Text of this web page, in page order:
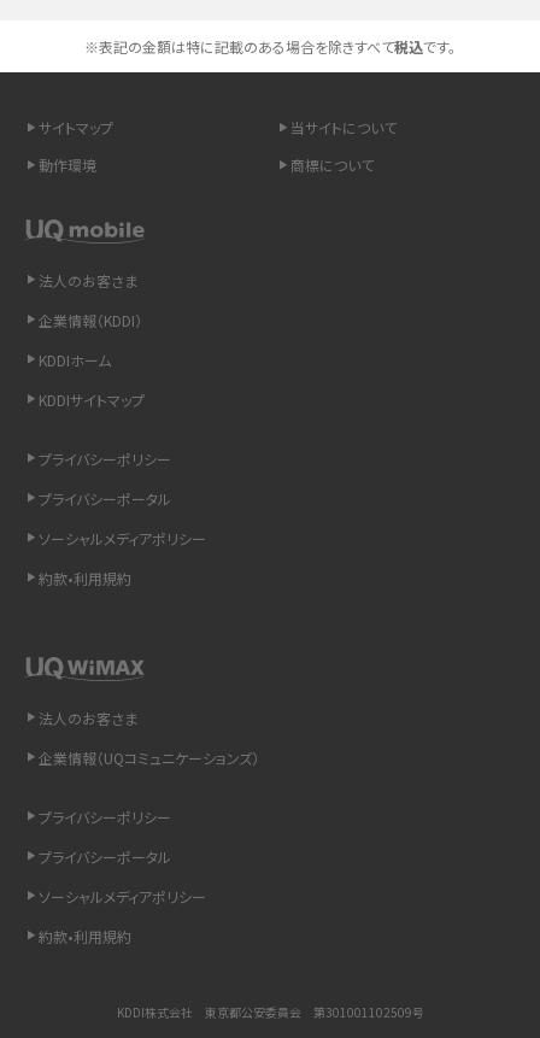
iCloudの使用容量を減らす9つの方法！使用状況の確認手順も紹介
インスタのDMの送り方は？便利機能の使い方や注意点をわかりやすく解説
「iPhoneを探す」の使い方と設定方法を紹介！ブラウザやアプリから探す方法を
詳しく解説
Wi-Fiを快適に使うための速度はどれくらい？用途別の目安・回線ごとの平均を
LINEの着信音や通知音の設定・変更方法を解説！鳴らない場合の対処法も紹介
※表記の金額は特に記載のある場合を除きすべて税込です。
サイトマップ
当サイトについて
動作環境
商標について
法人のお客さま
企業情報（KDDI）
KDDIホーム
KDDIサイトマップ
プライバシーポリシー
プライバシーポータル
ソーシャルメディアポリシー
約款•利用規約
法人のお客さま
企業情報（UQコミュニケーションズ）
プライバシーポリシー
プライバシーポータル
ソーシャルメディアポリシー
約款•利用規約
KDDI株式会社 東京都公安委員会 第301001102509号